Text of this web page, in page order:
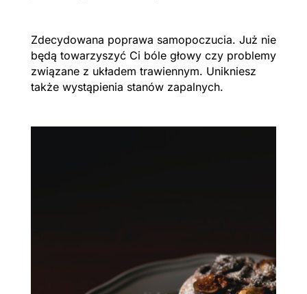
Zdecydowana poprawa samopoczucia. Już nie
będą towarzyszyć Ci bóle głowy czy problemy
związane z układem trawiennym. Unikniesz
także wystąpienia stanów zapalnych.